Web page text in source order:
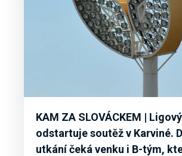
KAM ZA SLOVÁCKEM |
odstartuje soutěž v Karviné.
utkání čeká venku i B-tým,